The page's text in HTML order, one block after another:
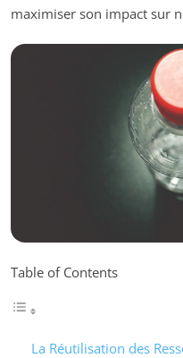
maximiser son impact sur
Table of Contents
La Réutilisation des